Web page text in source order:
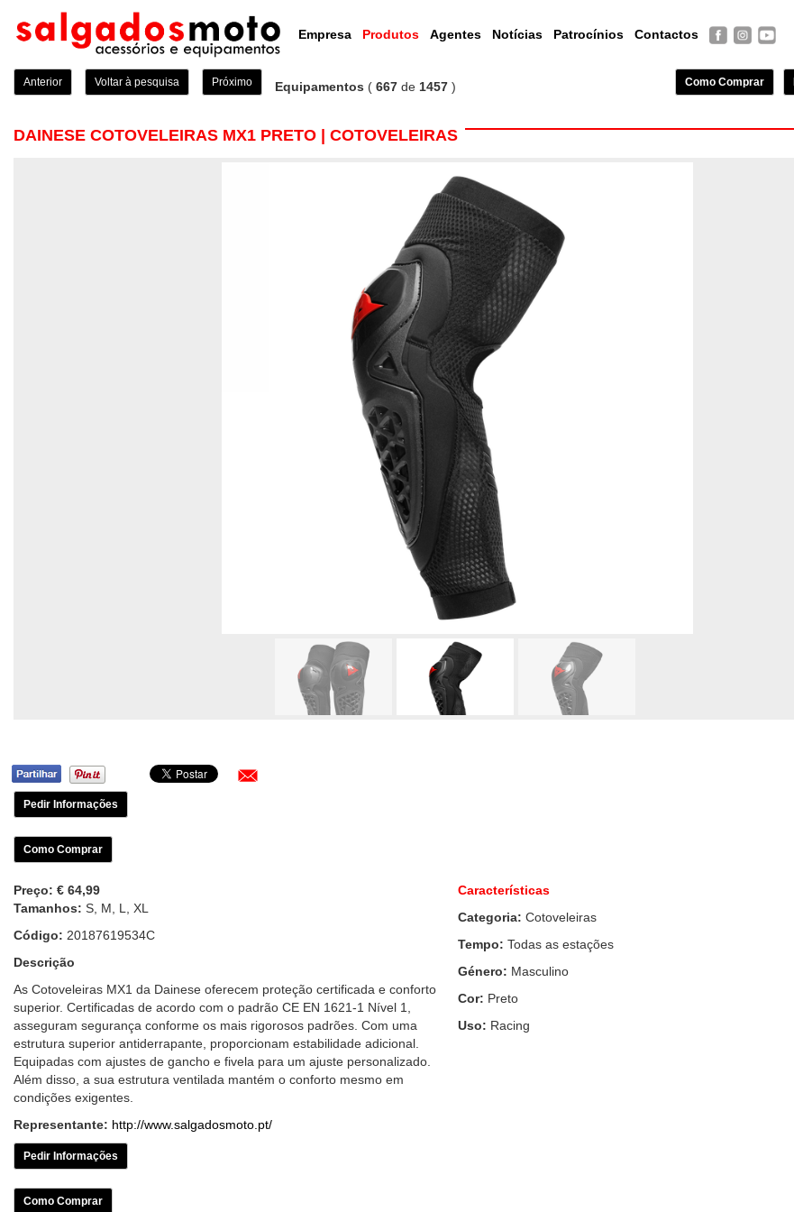
Empresa Produtos Agentes Notícias Patrocínios Contactos
Anterior Voltar à pesquisa Próximo Equipamentos ( 667 de 1457 ) Como Comprar
DAINESE COTOVELEIRAS MX1 PRETO | COTOVELEIRAS
Pedir Informações
Como Comprar
Preço: € 64,99
Tamanhos: S, M, L, XL
Código: 20187619534C
Descrição
As Cotoveleiras MX1 da Dainese oferecem proteção certificada e conforto
superior. Certificadas de acordo com o padrão CE EN 1621-1 Nível 1,
asseguram segurança conforme os mais rigorosos padrões. Com uma
estrutura superior antiderrapante, proporcionam estabilidade adicional.
Equipadas com ajustes de gancho e fivela para um ajuste personalizado.
Além disso, a sua estrutura ventilada mantém o conforto mesmo em
condições exigentes.
Representante: http://www.salgadosmoto.pt/
Características
Categoria: Cotoveleiras
Tempo: Todas as estações
Género: Masculino
Cor: Preto
Uso: Racing
Pedir Informações
Como Comprar